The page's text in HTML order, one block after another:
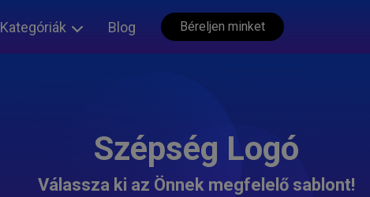
Kategóriák Blog Béreljen minket
Szépség Logó
Válassza ki az Önnek megfelelő sablont!